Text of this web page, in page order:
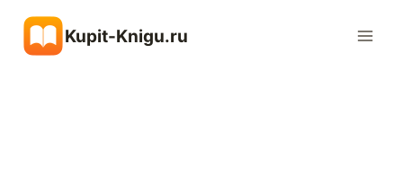
содержимому
Kupit-Knigu.ru